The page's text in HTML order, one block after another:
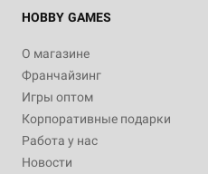
HOBBY GAMES
О магазине
Франчайзинг
Игры оптом
Корпоративные подарки
Работа у нас
Новости